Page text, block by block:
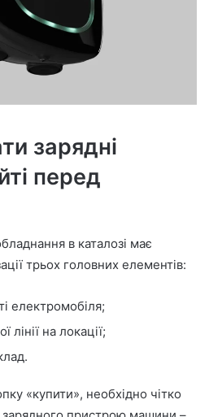
зарядні
перед
в каталозі має
трьох головних елементів:
електромобіля;
лінії на локації;
«купити», необхідно чітко